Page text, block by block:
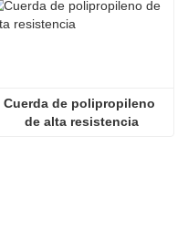
Cuerda de polipropileno
de alta resistencia